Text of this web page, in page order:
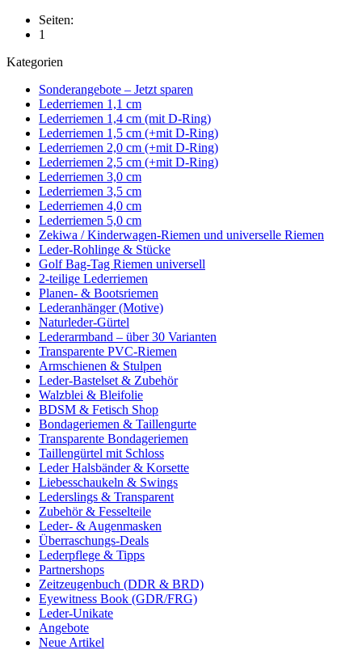
Seiten:
1
Kategorien
Sonderangebote – Jetzt sparen
Lederriemen 1,1 cm
Lederriemen 1,4 cm (mit D-Ring)
Lederriemen 1,5 cm (+mit D-Ring)
Lederriemen 2,0 cm (+mit D-Ring)
Lederriemen 2,5 cm (+mit D-Ring)
Lederriemen 3,0 cm
Lederriemen 3,5 cm
Lederriemen 4,0 cm
Lederriemen 5,0 cm
Zekiwa / Kinderwagen-Riemen und universelle Riemen
Leder-Rohlinge & Stücke
Golf Bag-Tag Riemen universell
2-teilige Lederriemen
Planen- & Bootsriemen
Lederanhänger (Motive)
Naturleder-Gürtel
Lederarmband – über 30 Varianten
Transparente PVC-Riemen
Armschienen & Stulpen
Leder-Bastelset & Zubehör
Walzblei & Bleifolie
BDSM & Fetisch Shop
Bondageriemen & Taillengurte
Transparente Bondageriemen
Taillengürtel mit Schloss
Leder Halsbänder & Korsette
Liebesschaukeln & Swings
Lederslings & Transparent
Zubehör & Fesselteile
Leder- & Augenmasken
Überraschungs-Deals
Lederpflege & Tipps
Partnershops
Zeitzeugenbuch (DDR & BRD)
Eyewitness Book (GDR/FRG)
Leder-Unikate
Angebote
Neue Artikel